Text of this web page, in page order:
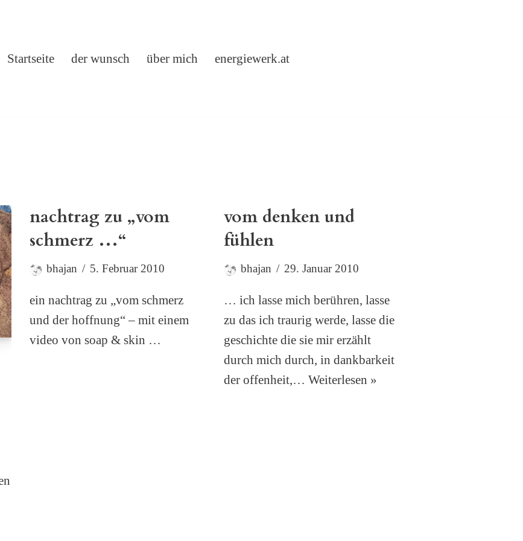
Startseite der wunsch über mich energiewerk.at
nachtrag zu „vom
schmerz …“
bhajan 5. Februar 2010
ein nachtrag zu „vom schmerz
und der hoffnung“ – mit einem
video von soap & skin …
vom denken und
fühlen
bhajan 29. Januar 2010
… ich lasse mich berühren, lasse
zu das ich traurig werde, lasse die
geschichte die sie mir erzählt
durch mich durch, in dankbarkeit
der offenheit,… Weiterlesen »